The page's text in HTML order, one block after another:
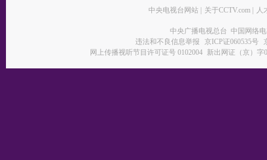
中央电视台网站 关于CCTV.com 人
中央广播电视总台 中国网络
违法和不良信息举报
京ICP证060535号
网上传播视听节目许可证号 0102004 新出网证（京）